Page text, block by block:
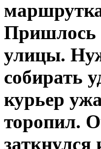
Пришлось
улицы.
собирать
курьер
торопил.